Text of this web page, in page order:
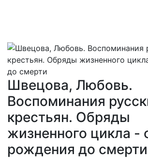
Швецова, Любовь.
Воспоминания
крестьян. Обряды
жизненного цикла -
рождения до смерти